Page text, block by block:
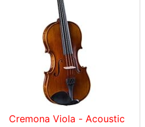
Cremona Viola - Acoustic